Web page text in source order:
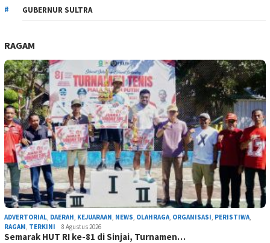
GUBERNUR SULTRA
RAGAM
ADVERTORIAL, DAERAH, KEJUARAAN, NEWS, OLAHRAGA, ORGANISASI, PERISTIWA,
RAGAM, TERKINI 8 Agustus 2026
Semarak HUT RI ke-81 di Sinjai, Turnamen…